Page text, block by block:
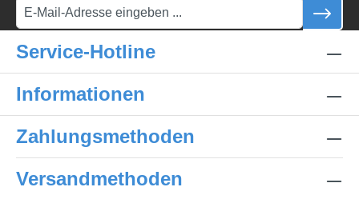
Service-Hotline
Informationen
Zahlungsmethoden
Versandmethoden